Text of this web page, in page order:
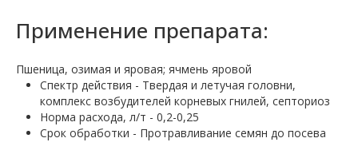
Применение препарата:
Пшеница, озимая и яровая; ячмень яровой
Спектр действия - Твердая и летучая головни,
комплекс возбудителей корневых гнилей, септориоз
Норма расхода, л/т - 0,2-0,25
Срок обработки - Протравливание семян до посева